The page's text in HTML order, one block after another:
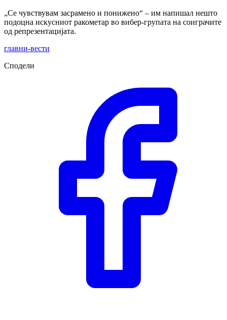
„Се чувствувам засрамено и понижено“ – им напишал нешто
подоцна искусниот ракометар во вибер-групата на соиграчите
од репрезентацијата.
главни-вести
Сподели